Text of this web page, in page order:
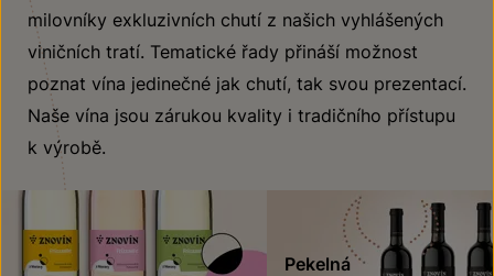
milovníky exkluzivních chutí z našich vyhlášených
viničních tratí. Tematické řady přináší možnost
poznat vína jedinečné jak chutí, tak svou prezentací.
Naše vína jsou zárukou kvality i tradičního přístupu
k výrobě.
Pekelná